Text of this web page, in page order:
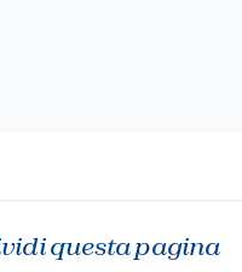
questa pagina